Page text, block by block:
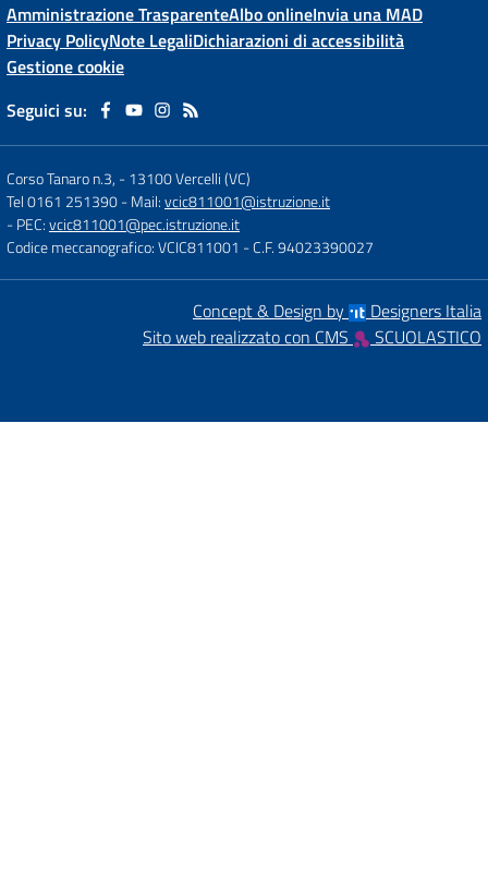
Amministrazione TrasparenteAlbo onlineInvia una MAD
Privacy PolicyNote LegaliDichiarazioni di accessibilità
Gestione cookie
Seguici su:
Corso Tanaro n.3, -13100 Vercelli (VC)
Tel 0161 251390- Mail:vcic811001@istruzione.it
- PEC:vcic811001@pec.istruzione.it
Codice meccanografico: VCIC811001 - C.F. 94023390027
Concept & Design by
Designers Italia
Sito web realizzato con CMS
SCUOLASTICO